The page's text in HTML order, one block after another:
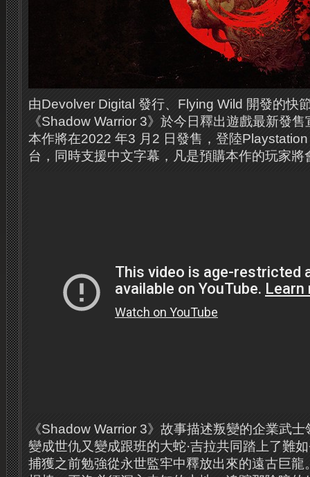
由Devolver Digital 發行、Flying Wild 開發的快
《Shadow Warrior 3》於今日釋出遊戲最新發
本作將在2022 年3 月2 日發售，登陸
台，同時支援中文字幕，凡是預購本作的玩家
《Shadow Warrior 3》故事描述叛變的企業武
變成世仇又變成跟班的大蛇·吉拉共同踏上了難
捕獲之前勉強從永世監牢中釋放出來的遠古巨龍